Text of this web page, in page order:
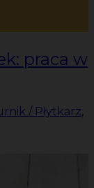
praca w
/ Płytkarz,